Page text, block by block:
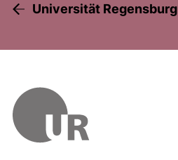
Universität Regensburg